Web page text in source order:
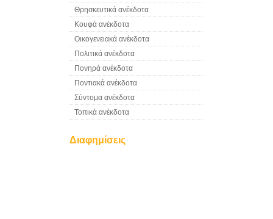
Θρησκευτικά ανέκδοτα
Κουφά ανέκδοτα
Οικογενειακά ανέκδοτα
Πολιτικά ανέκδοτα
Πονηρά ανέκδοτα
Ποντιακά ανέκδοτα
Σύντομα ανέκδοτα
Τοπικά ανέκδοτα
Διαφημίσεις